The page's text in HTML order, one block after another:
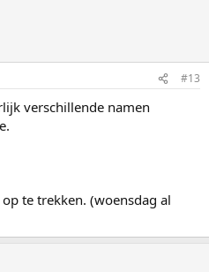
#13
verschillende namen
te trekken. (woensdag al